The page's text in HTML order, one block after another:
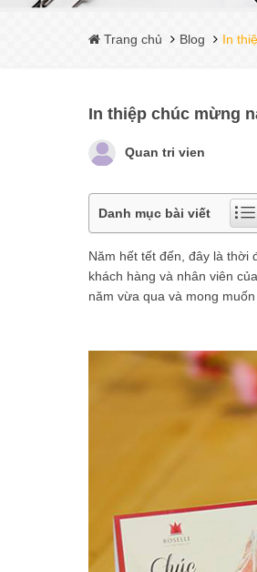
Trang chủ Blog In
In thiệp chúc mừng
Quan tri vien
Danh mục bài viết
Năm hết tết đến, đây là thời
khách hàng và nhân viên
năm vừa qua và mong